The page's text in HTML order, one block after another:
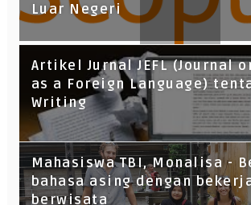
Luar Negeri
Artikel Jurnal JEFL (Journal
as a Foreign Language)
Writing
Mahasiswa TBI, Monalisa -
bahasa asing dengan
berwisata